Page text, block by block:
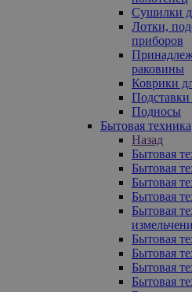
Сушилки
Лотки,
приборов
раковины
Коврики
Подставки
Подносы
Бытовая техника
Назад
Бытовая
Бытовая
Бытовая
Бытовая
Бытовая
Бытовая
Бытовая
Бытовая
Бытовая